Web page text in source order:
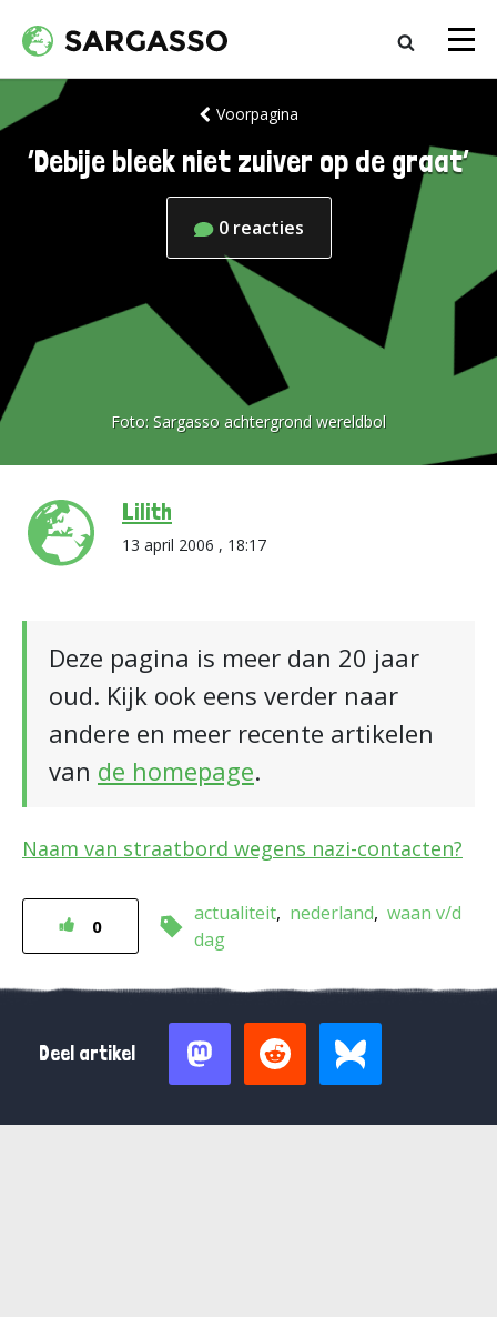
Voorpagina
‘Debije bleek niet zuiver op de graat’
0 reacties
Foto: Sargasso achtergrond wereldbol
Lilith
13 april 2006 , 18:17
Deze pagina is meer dan 20 jaar
oud. Kijk ook eens verder naar
andere en meer recente artikelen
van de homepage.
Naam van straatbord wegens nazi-contacten?
0
actualiteit nederland waan v/d
dag
Deel artikel